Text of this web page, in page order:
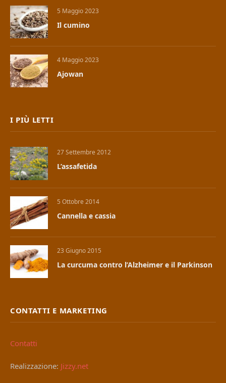
5 Maggio 2023
Il cumino
4 Maggio 2023
Ajowan
I PIÙ LETTI
27 Settembre 2012
L’assafetida
5 Ottobre 2014
Cannella e cassia
23 Giugno 2015
La curcuma contro l’Alzheimer e il Parkinson
CONTATTI E MARKETING
Contatti
Realizzazione: Jizzy.net